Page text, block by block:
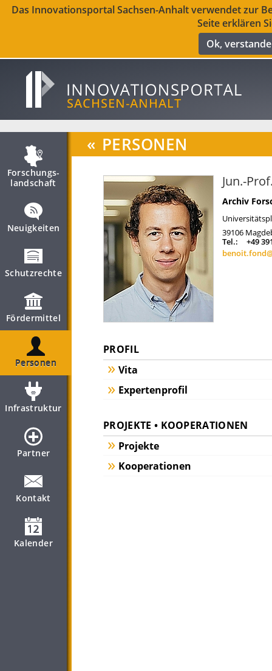
Das Innovationsportal Sachsen-Anhalt verwendet zur
Seite erklären
Ok,
Forschungs­
landschaft
Neuigkeiten
Schutzrechte
Fördermittel
Personen
Infrastruktur
Partner
Kontakt
Kalender
« PERSONEN
Jun.-
Archiv
39106
Tel.:
+49
PROFIL
Vita
Expertenprofil
PROJEKTE • KOOPERATIONEN
Projekte
Kooperationen